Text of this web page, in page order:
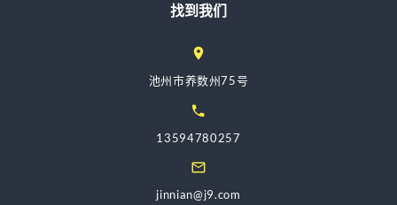
找到我们
池州市养数州75号
13594780257
jinnian@j9.com